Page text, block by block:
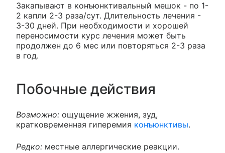
Закапывают в конъюнктивальный мешок - по 1-
2 капли 2-3 раза/сут. Длительность лечения -
3-30 дней. При необходимости и хорошей
переносимости курс лечения может быть
продолжен до 6 мес или повторяться 2-3 раза
в год.
Побочные действия
Возможно: ощущение жжения, зуд,
кратковременная гиперемия конъюнктивы.
Редко: местные аллергические реакции.